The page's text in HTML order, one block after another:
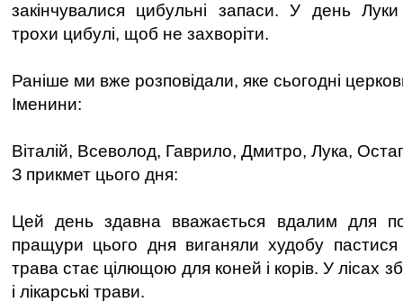
закінчувалися цибульні запаси. У день Луки
трохи цибулі, щоб не захворіти.
Раніше ми вже розповідали, яке сьогодні
Іменини:
Віталій, Всеволод, Гаврило, Дмитро, Лука,
З прикмет цього дня:
Цей день здавна вважається вдалим для
пращури цього дня виганяли худобу
трава стає цілющою для коней і корів. У лісах
і лікарські трави.